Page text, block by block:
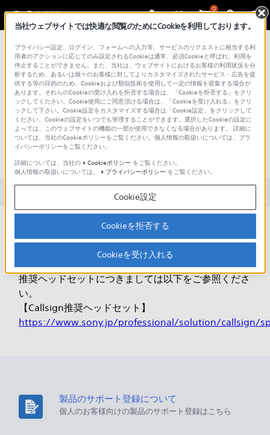
0
総合サポート・お問い合わせ
文書番号 : 00379447 / 最終更新日 : 2026/03/13
Callsignの推奨イヤホンマイクはい
くらですか。また、どこで購入で
きますか。（Callsign）
対象製品カテゴリー・製品
すべてオープン価格です。
ご購入を希望される場合、Callsign問い合わせフォー
より弊社にご連絡ください。
推奨ヘッドセットにつきましては以下をご参照くださ
い。
【Callsign推奨ヘッドセット】
https://www.sony.jp/professional/solution/callsign/
製品のサポート登録について
個人のお客様向けの製品のサポート登録はこちら
当社ウェブサイトでは快適な閲覧のためにCookieを利用しております。
プライバシー設定、ログイン、フォームへの入力等、サービスのリクエストに相当する利
用者のアクションに応じてのみ設定されるCookieは通常、必須Cookieと呼ばれ、利用を
停止することができません。また、当社は、ウェブサイトにおけるお客様の利用状況を分
析するため、あるいは個々のお客様に対してよりカスタマイズされたサービス・広告を提
供する等の目的のため、Cookieおよび類似技術を使用して一定の情報を収集する場合が
あります。それらのCookieの受け入れを拒否する場合は、「Cookieを拒否する」をクリ
ックしてください。Cookie使用にご同意頂ける場合は、「Cookieを受け入れる」をクリ
ックして下さい。Cookie設定をカスタマイズする場合は「Cookie設定」をクリックして
ください。Cookieの設定をいつでも管理することができます。選択したCookieの設定に
よっては、このウェブサイトの機能の一部が使用できなくなる場合があります。 詳細に
ついては、当社のCookieポリシーをご覧ください。個人情報の取扱いについては、プラ
イバシーポリシーをご覧ください。
詳細については、当社の
Cookieポリシー をご覧ください。
個人情報の取扱いについては、
プライバシーポリシー をご覧ください。
Cookie設定
Cookieを拒否する
Cookieを受け入れる